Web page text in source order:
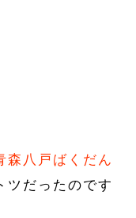
森八戸ばくだん
ツだったのです